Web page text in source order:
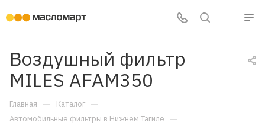
Воздушный фильтр
MILES AFAM350
Главная — Каталог —
Автомобильные фильтры в Нижнем Тагиле —